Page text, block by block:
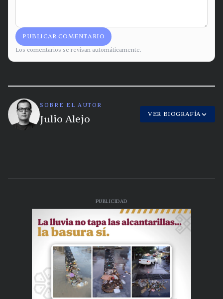
PUBLICAR COMENTARIO
Los comentarios se revisan automáticamente.
SOBRE EL AUTOR
Julio Alejo VER BIOGRAFÍA
PUBLICIDAD